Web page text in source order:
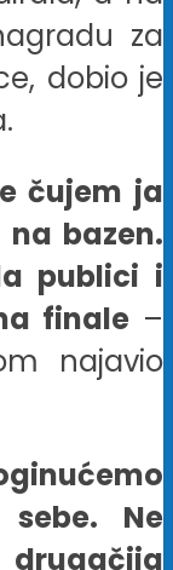
za
dobio je
čujem ja
bazen.
publici i
finale–
najavio
Ne